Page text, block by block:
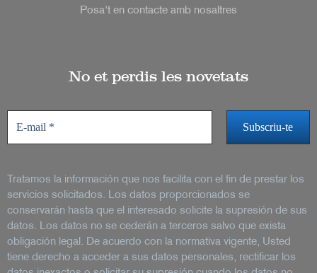
Posa't en contacte amb nosaltres
No et perdis les novetats
Tratamos la información que nos facilita con el fin de prestar los
servicios solicitados. Los datos proporcionados se
conservarán hasta que el interesado solicite la supresión de sus
datos. Los datos no se cederán a terceros salvo que exista
obligación legal. De acuerdo con la normativa vigente, Usted
tiene derecho a acceder a sus datos personales, rectificar los